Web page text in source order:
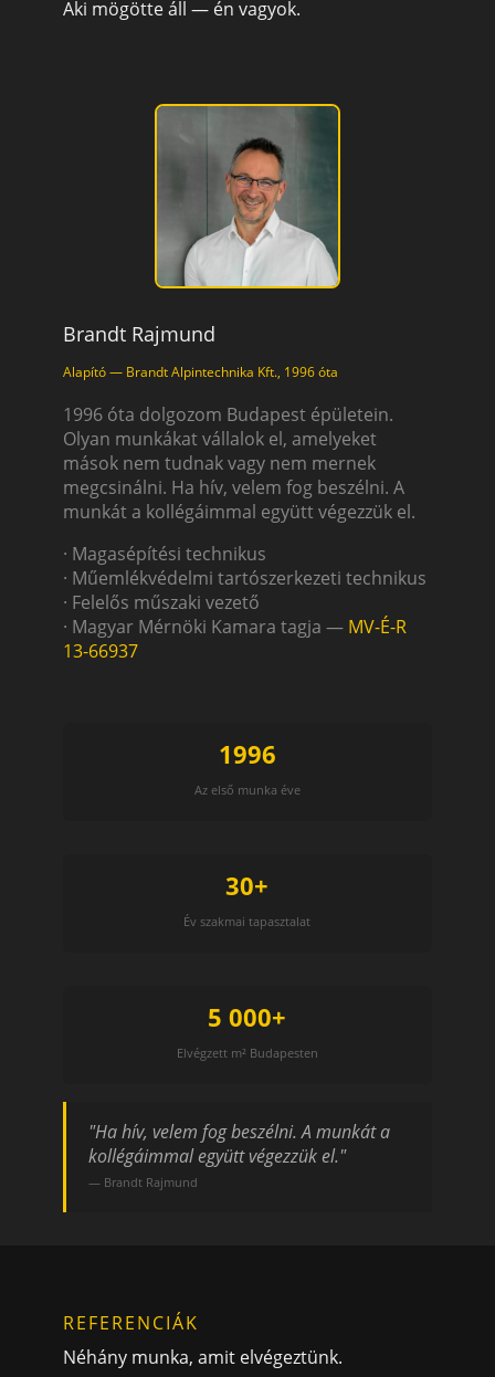
Aki mögötte áll — én vagyok.
Brandt Rajmund
Alapító — Brandt Alpintechnika Kft., 1996 óta
1996 óta dolgozom Budapest épületein.
Olyan munkákat vállalok el, amelyeket
mások nem tudnak vagy nem mernek
megcsinálni. Ha hív, velem fog beszélni. A
munkát a kollégáimmal együtt végezzük el.
· Magasépítési technikus
· Műemlékvédelmi tartószerkezeti technikus
· Felelős műszaki vezető
· Magyar Mérnöki Kamara tagja — MV-É-R
13-66937
1996
Az első munka éve
30+
Év szakmai tapasztalat
5 000+
Elvégzett m² Budapesten
"Ha hív, velem fog beszélni. A munkát a
kollégáimmal együtt végezzük el."
— Brandt Rajmund
REFERENCIÁK
Néhány munka, amit elvégeztünk.